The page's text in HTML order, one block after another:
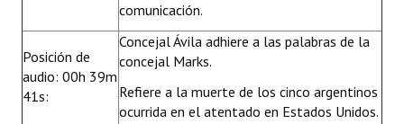
comunicación.
Posición de
audio: 00h 39m
41s:
Concejal Ávila adhiere a las palabras de la
concejal Marks.
Refiere a la muerte de los cinco argentinos
ocurrida en el atentado en Estados Unidos.